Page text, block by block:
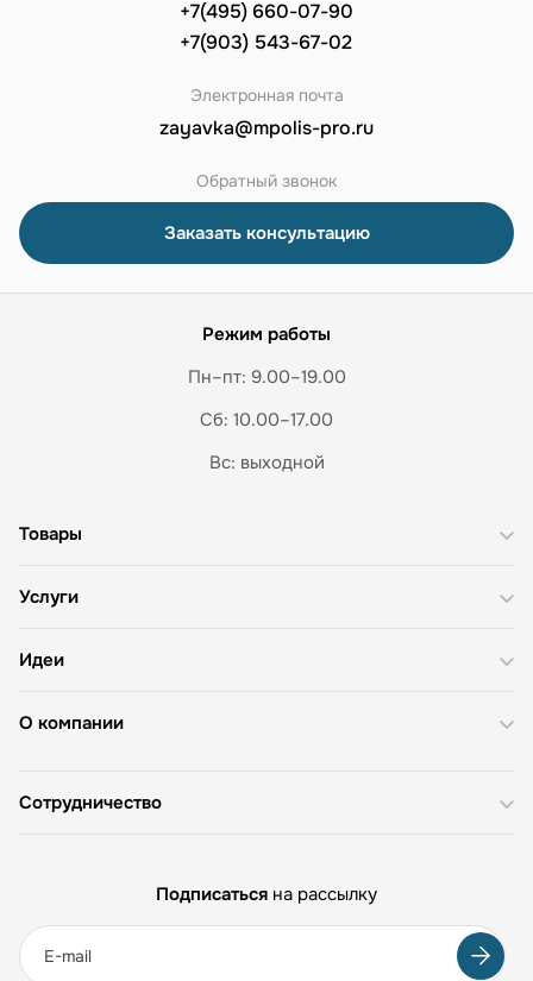
+7(495) 660-07-90
+7(903) 543-67-02
Электронная почта
zayavka@mpolis-pro.ru
Обратный звонок
Заказать консультацию
Режим работы
Пн–пт: 9.00–19.00
Сб: 10.00–17.00
Вс: выходной
О компании
Товары
Услуги
Идеи
Сотрудничество
Подписаться на рассылку